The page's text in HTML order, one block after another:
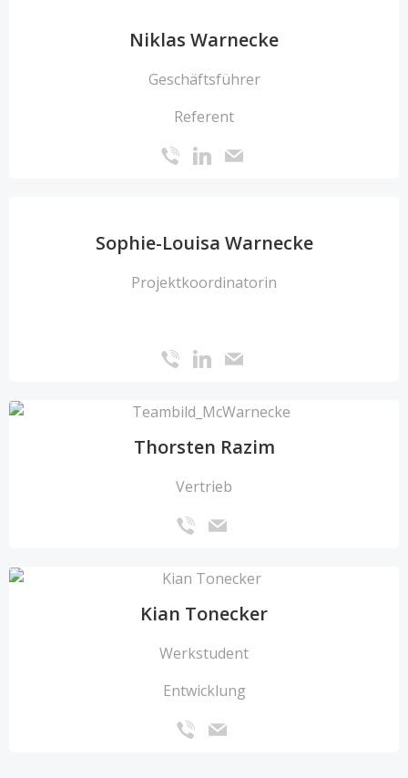
Niklas Warnecke
Geschäftsführer
Referent
Sophie-Louisa Warnecke
Projektkoordinatorin
Thorsten Razim
Vertrieb
Kian Tonecker
Werkstudent
Entwicklung